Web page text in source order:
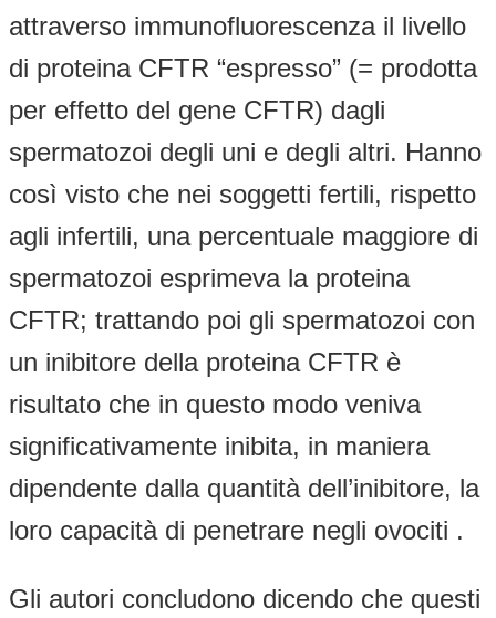
attraverso immunofluorescenza il livello
di proteina CFTR “espresso” (= prodotta
per effetto del gene CFTR) dagli
spermatozoi degli uni e degli altri. Hanno
così visto che nei soggetti fertili, rispetto
agli infertili, una percentuale maggiore di
spermatozoi esprimeva la proteina
CFTR; trattando poi gli spermatozoi con
un inibitore della proteina CFTR è
risultato che in questo modo veniva
significativamente inibita, in maniera
dipendente dalla quantità dell’inibitore, la
loro capacità di penetrare negli ovociti .
Gli autori concludono dicendo che questi